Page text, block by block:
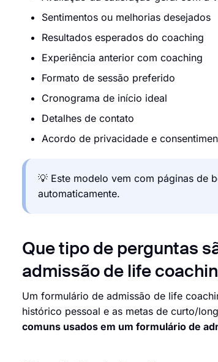
Sentimentos ou melhorias desejados
Resultados esperados do coaching
Experiência anterior com coaching
Formato de sessão preferido
Cronograma de início ideal
Detalhes de contato
Acordo de privacidade e
💡 Este modelo vem com páginas de
automaticamente.
Que tipo de perguntas
admissão de life
Um formulário de admissão de life
histórico pessoal e as metas de curto/
comuns usados em um formulário de